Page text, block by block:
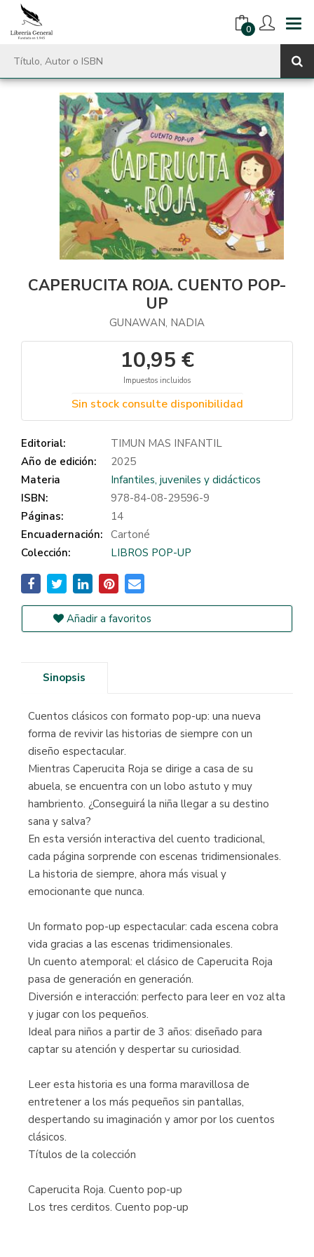
0
CAPERUCITA ROJA. CUENTO POP-
UP
GUNAWAN, NADIA
10,95 €
Impuestos incluidos
Sin stock consulte disponibilidad
Editorial:
TIMUN MAS INFANTIL
Año de edición:
2025
Materia
Infantiles, juveniles y didácticos
ISBN:
978-84-08-29596-9
Páginas:
14
Encuadernación: Cartoné
Colección:
LIBROS POP-UP
Añadir a favoritos
Sinopsis
Cuentos clásicos con formato pop-up: una nueva
forma de revivir las historias de siempre con un
diseño espectacular.
Mientras Caperucita Roja se dirige a casa de su
abuela, se encuentra con un lobo astuto y muy
hambriento. ¿Conseguirá la niña llegar a su destino
sana y salva?
En esta versión interactiva del cuento tradicional,
cada página sorprende con escenas tridimensionales.
La historia de siempre, ahora más visual y
emocionante que nunca.
Un formato pop-up espectacular: cada escena cobra
vida gracias a las escenas tridimensionales.
Un cuento atemporal: el clásico de Caperucita Roja
pasa de generación en generación.
Diversión e interacción: perfecto para leer en voz alta
y jugar con los pequeños.
Ideal para niños a partir de 3 años: diseñado para
captar su atención y despertar su curiosidad.
Leer esta historia es una forma maravillosa de
entretener a los más pequeños sin pantallas,
despertando su imaginación y amor por los cuentos
clásicos.
Títulos de la colección
Caperucita Roja. Cuento pop-up
Los tres cerditos. Cuento pop-up